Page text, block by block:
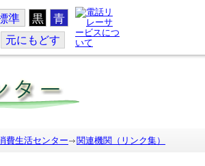
準 黒 青
元にもどす
費生活センター 関連機関（リンク集）